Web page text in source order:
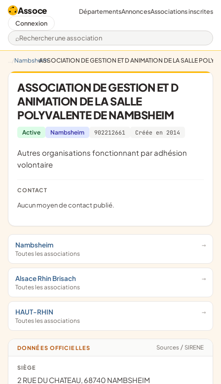
Assoce
Rechercher une association
DépartementsAnnoncesAssociations inscrites
Connexion
NambsheimASSOCIATION DE GESTION ET D ANIMATION DE LA SALLE
ASSOCIATION DE GESTION ET D
ANIMATION DE LA SALLE
POLYVALENTE DE NAMBSHEIM
Active Nambsheim 902212661 Créée en 2014
Autres organisations fonctionnant par adhésion
volontaire
CONTACT
Aucun moyen de contact publié.
Nambsheim
Toutes les associations
Alsace Rhin Brisach
Toutes les associations
HAUT-RHIN
Toutes les associations
DONNÉES OFFICIELLES Sources / SIRENE
SIÈGE
2 RUE DU CHATEAU, 68740 NAMBSHEIM